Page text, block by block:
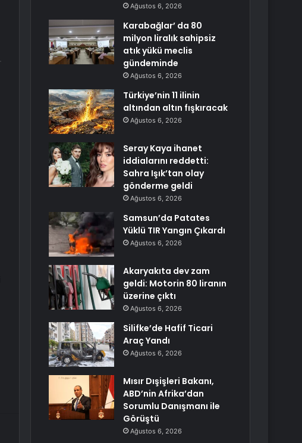
Ağustos 6, 2026
Karabağlar’ da 80
milyon liralık sahipsiz
atık yükü meclis
gündeminde
Ağustos 6, 2026
Türkiye’nin 11 ilinin
altından altın fışkıracak
Ağustos 6, 2026
Seray Kaya ihanet
iddialarını reddetti:
Sahra Işık’tan olay
gönderme geldi
Ağustos 6, 2026
Samsun’da Patates
Yüklü TIR Yangın Çıkardı
Ağustos 6, 2026
Akaryakıta dev zam
geldi: Motorin 80 liranın
üzerine çıktı
Ağustos 6, 2026
Silifke’de Hafif Ticari
Araç Yandı
Ağustos 6, 2026
Mısır Dışişleri Bakanı,
ABD’nin Afrika’dan
Sorumlu Danışmanı ile
Görüştü
Ağustos 6, 2026